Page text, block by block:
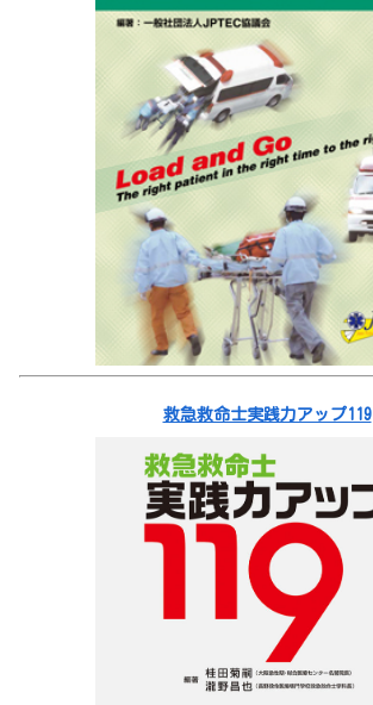
救急救命士実践力アップ119